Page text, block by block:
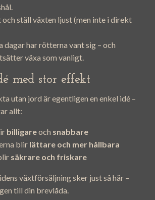
ställ växten ljust (men inte i direkt
dagar har rötterna vant sig – och
växa som vanligt.
med stor effekt
utan jord är egentligen en enkel idé –
allt:
billigareoch snabbare
blir lättare och mer hållbara
säkrare och friskare
växtförsäljning sker just så här –
till din brevlåda.